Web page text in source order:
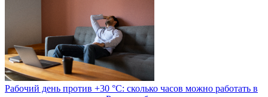
Рабочий день против +30 °C: сколько часов можно работать в